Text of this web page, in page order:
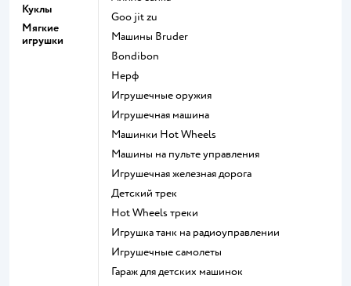
Куклы
Мягкие
игрушки
Goo jit zu
Машины Bruder
Bondibon
Нерф
Игрушечные оружия
Игрушечная машина
Машинки Hot Wheels
Машины на пульте управления
Игрушечная железная дорога
Детский трек
Hot Wheels треки
Игрушка танк на радиоуправлении
Игрушечные самолеты
Гараж для детских машинок